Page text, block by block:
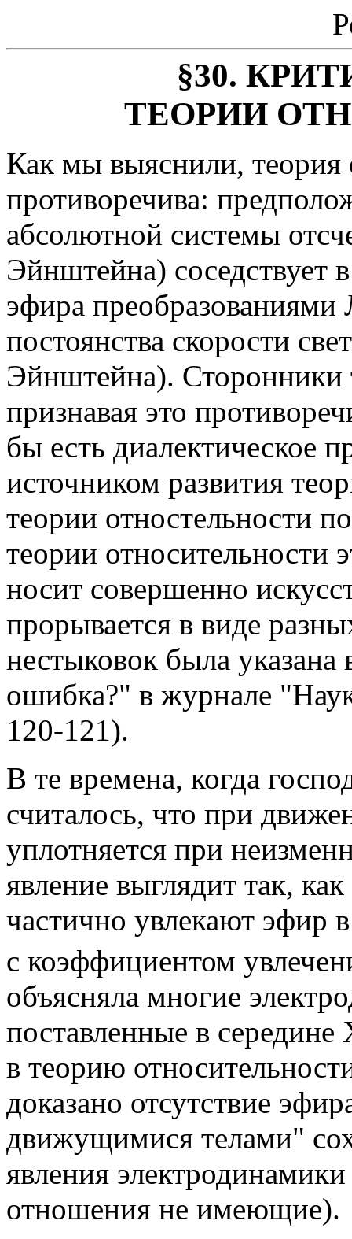
§30.
ТЕОРИИ
Как мы выяснили, теория
противоречива:
абсолютной системы
Эйнштейна) соседствует
эфира
постоянства скорости
Эйнштейна). Сторонники
признавая это
бы есть диалектическое
источником развития
теории отностельности
теории относительности
носит совершенно
прорывается в виде
нестыковок была
ошибка?" в журнале
120-121).
В те времена, когда
считалось, что при
уплотняется при
явление выглядит так,
частично увлекают эфир
с коэффициентом
объясняла многие
поставленные в
в теорию
доказано отсутствие
движущимися телами"
явления
отношения не имеющие).